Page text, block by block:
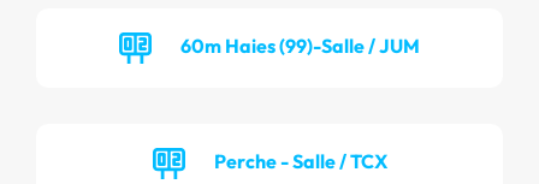
60m Haies (99)-Salle / JUM
Perche - Salle / TCX